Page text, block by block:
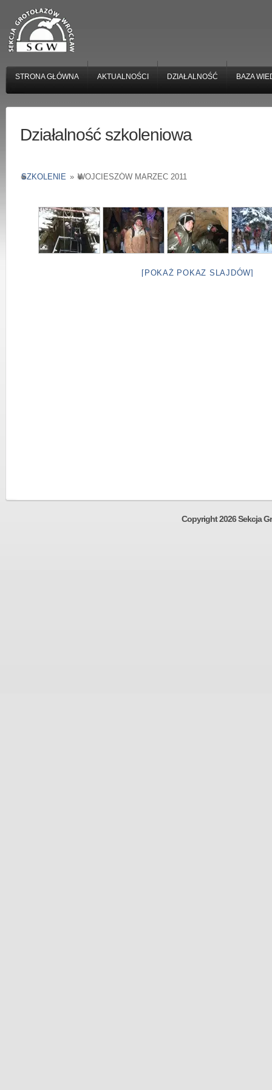
STRONA GŁÓWNA AKTUALNOŚCI DZIAŁALNOŚĆ BAZA
Działalność szkoleniowa
SZKOLENIE » WOJCIESZÓW MARZEC 2011
[POKAŻ POKAZ SLAJDÓW]
Copyright 2026 Sekcja